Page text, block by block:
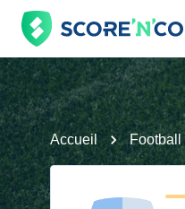
Accueil Football